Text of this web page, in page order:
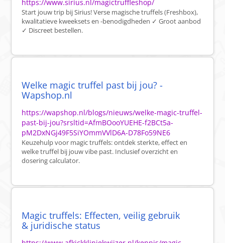
https://www.sirius.nl/magictruffleshop/
Start jouw trip bij Sirius! Verse magische truffels (Freshbox),
kwalitatieve kweeksets en -benodigdheden ✓ Groot aanbod
✓ Discreet bestellen.
Welke magic truffel past bij jou? -
Wapshop.nl
https://wapshop.nl/blogs/nieuws/welke-magic-truffel-
past-bij-jou?srsltid=AfmBOooYUEHE-f2BCt5a-
pM2DxNGj49F5SiYOmmVVlD6A-D78Fo59NE6
Keuzehulp voor magic truffels: ontdek sterkte, effect en
welke truffel bij jouw vibe past. Inclusief overzicht en
dosering calculator.
Magic truffels: Effecten, veilig gebruik
& juridische status